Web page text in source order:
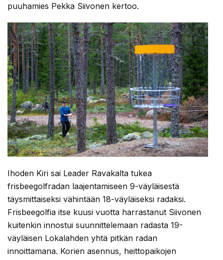
puuhamies Pekka Siivonen kertoo.
Ihoden Kiri sai Leader Ravakalta tukea
frisbeegolfradan laajentamiseen 9-väyläisestä
täysmittaiseksi vähintään 18-väyläiseksi radaksi.
Frisbeegolfia itse kuusi vuotta harrastanut Siivonen
kuitenkin innostui suunnittelemaan radasta 19-
väyläisen Lokalahden yhtä pitkän radan
innoittamana. Korien asennus, heittopaikojen